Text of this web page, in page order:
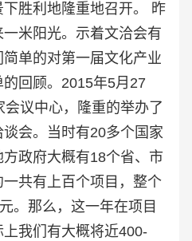
胜利地隆重地召开。 昨
米阳光。示着文洽会有
单的对第一届文化产业
回顾。 2015年5月27
议中心，隆重的举办了
会。当时有20多个国家
政府大概有18个省、市
共有上百个项目，整个
。那么，这一年在项目
上我们有大概将近400-